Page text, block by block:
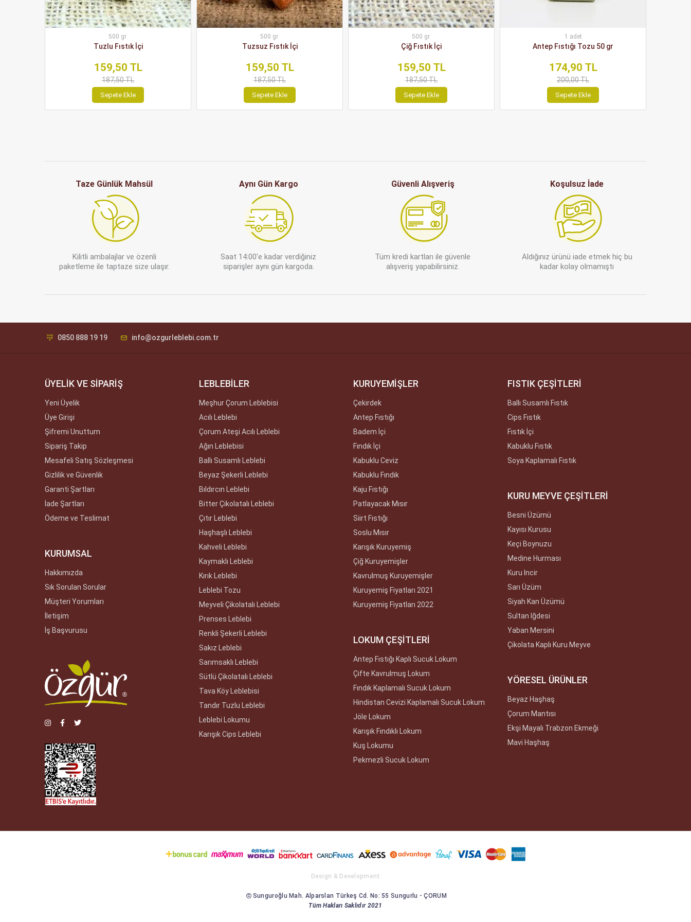
500 gr.
Tuzlu Fıstık İçi
159,50 TL
187,50 TL
Sepete Ekle
500 gr.
Tuzsuz Fıstık İçi
159,50 TL
187,50 TL
Sepete Ekle
500 gr.
Çiğ Fıstık İçi
159,50 TL
187,50 TL
Sepete Ekle
1 adet
Antep Fıstığı Tozu 50 gr
174,90 TL
200,00 TL
Sepete Ekle
Taze Günlük Mahsül
Kilitli ambalajlar ve özenli
paketleme ile taptaze size ulaşır.
Aynı Gün Kargo
Saat 14:00'e kadar verdiğiniz
siparişler aynı gün kargoda.
Güvenli Alışveriş
Tüm kredi kartları ile güvenle
alışveriş yapabilirsiniz.
Koşulsuz İade
Aldığınız ürünü iade etmek hiç bu
kadar kolay olmamıştı
0850 888 19 19 info@ozgurleblebi.com.tr
ÜYELİK VE SİPARİŞ
Yeni Üyelik
Üye Girişi
Şifremi Unuttum
Sipariş Takip
Mesafeli Satış Sözleşmesi
Gizlilik ve Güvenlik
Garanti Şartları
İade Şartları
Ödeme ve Teslimat
KURUMSAL
Hakkımızda
Sık Sorulan Sorular
Müşteri Yorumları
İletişim
İş Başvurusu
LEBLEBİLER
Meşhur Çorum Leblebisi
Acılı Leblebi
Çorum Ateşi Acılı Leblebi
Ağın Leblebisi
Ballı Susamlı Leblebi
Beyaz Şekerli Leblebi
Bıldırcın Leblebi
Bitter Çikolatalı Leblebi
Çıtır Leblebi
Haşhaşlı Leblebi
Kahveli Leblebi
Kaymaklı Leblebi
Kırık Leblebi
Leblebi Tozu
Meyveli Çikolatalı Leblebi
Prenses Leblebi
Renkli Şekerli Leblebi
Sakız Leblebi
Sarımsaklı Leblebi
Sütlü Çikolatalı Leblebi
Tava Köy Leblebisi
Tandır Tuzlu Leblebi
Leblebi Lokumu
Karışık Cips Leblebi
KURUYEMİŞLER
Çekirdek
Antep Fıstığı
Badem İçi
Fındık İçi
Kabuklu Ceviz
Kabuklu Fındık
Kaju Fıstığı
Patlayacak Mısır
Siirt Fıstığı
Soslu Mısır
Karışık Kuruyemiş
Çiğ Kuruyemişler
Kavrulmuş Kuruyemişler
Kuruyemiş Fiyatları 2021
Kuruyemiş Fiyatları 2022
LOKUM ÇEŞİTLERİ
Antep Fıstığı Kaplı Sucuk Lokum
Çifte Kavrulmuş Lokum
Fındık Kaplamalı Sucuk Lokum
Hindistan Cevizi Kaplamalı Sucuk Lokum
Jöle Lokum
Karışık Fındıklı Lokum
Kuş Lokumu
Pekmezli Sucuk Lokum
FISTIK ÇEŞİTLERİ
Ballı Susamlı Fıstık
Cips Fıstık
Fıstık İçi
Kabuklu Fıstık
Soya Kaplamalı Fıstık
KURU MEYVE ÇEŞİTLERİ
Besni Üzümü
Kayısı Kurusu
Keçi Boynuzu
Medine Hurması
Kuru Incir
Sarı Üzüm
Siyah Kan Üzümü
Sultan Iğdesi
Yaban Mersini
Çikolata Kaplı Kuru Meyve
YÖRESEL ÜRÜNLER
Beyaz Haşhaş
Çorum Mantısı
Ekşi Mayalı Trabzon Ekmeği
Mavi Haşhaş
Design & Development
Sunguroğlu Mah. Alparslan Türkeş Cd. No: 55 Sungurlu - ÇORUM
Tüm Hakları Saklıdır 2021